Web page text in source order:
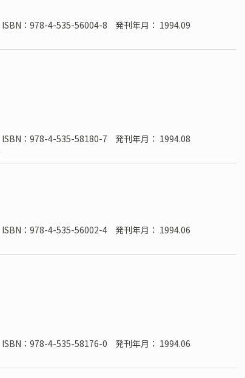
ISBN：978-4-535-56004-8
発刊年月： 1994.09
ISBN：978-4-535-58180-7
発刊年月： 1994.08
ISBN：978-4-535-56002-4
発刊年月： 1994.06
ISBN：978-4-535-58176-0
発刊年月： 1994.06